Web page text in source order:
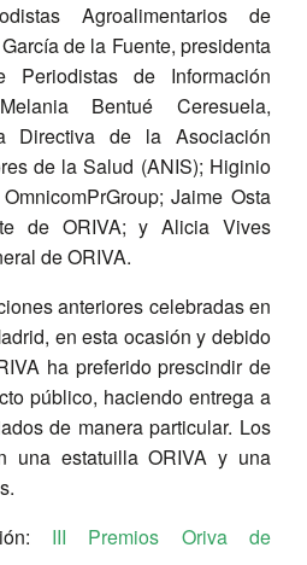
Agroalimentarios de
de la Fuente, presidenta
de Información
Bentué Ceresuela,
Directiva de la Asociación
de la Salud (ANIS); Higinio
Jaime Osta
de ORIVA; y Alicia Vives
de ORIVA.
anteriores celebradas en
en esta ocasión y debido
ha preferido prescindir de
público, haciendo entrega a
de manera particular. Los
una estatuilla ORIVA y una
III Premios Oriva de